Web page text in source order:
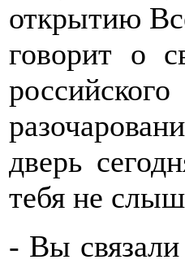
открытию
говорит о
дверь
тебя не
- Вы